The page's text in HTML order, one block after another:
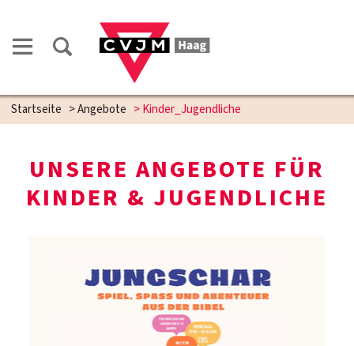
Startseite >Angebote >Kinder_Jugendliche
UNSERE ANGEBOTE FÜR
KINDER & JUGENDLICHE